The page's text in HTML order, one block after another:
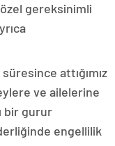
gereksinimli
attığımız
ve ailelerine
bir gurur
engellilik